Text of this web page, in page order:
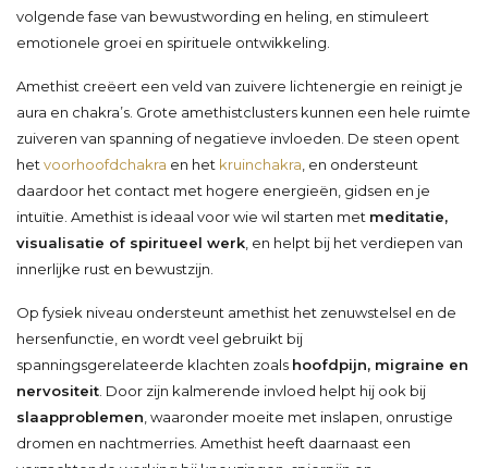
volgende fase van bewustwording en heling, en stimuleert
emotionele groei en spirituele ontwikkeling.
Amethist creëert een veld van zuivere lichtenergie en reinigt je
aura en chakra’s. Grote amethistclusters kunnen een hele ruimte
zuiveren van spanning of negatieve invloeden. De steen opent
het voorhoofdchakra en het kruinchakra , en ondersteunt
daardoor het contact met hogere energieën, gidsen en je
intuïtie. Amethist is ideaal voor wie wil starten met meditatie,
visualisatie of spiritueel werk , en helpt bij het verdiepen van
innerlijke rust en bewustzijn.
Op fysiek niveau ondersteunt amethist het zenuwstelsel en de
hersenfunctie, en wordt veel gebruikt bij
spanningsgerelateerde klachten zoals hoofdpijn, migraine en
nervositeit . Door zijn kalmerende invloed helpt hij ook bij
slaapproblemen , waaronder moeite met inslapen, onrustige
dromen en nachtmerries. Amethist heeft daarnaast een